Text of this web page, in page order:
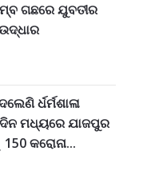
ଗଛରେ ଯୁବତୀର
ର୍ଧର୍ମଶାଳା
ମଧ୍ୟରେ ଯାଜପୁର
କରୋନା...